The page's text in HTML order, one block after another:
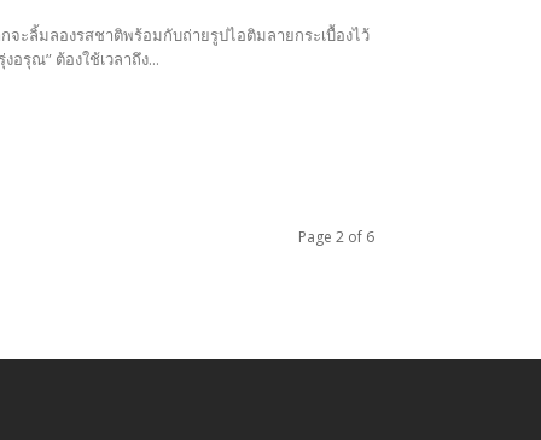
จะลิ้มลองรสชาติพร้อมกับถ่ายรูปไอติมลายกระเบื้องไว้
รุณ” ต้องใช้เวลาถึง...
Page 2 of 6